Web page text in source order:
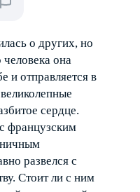
о других, но
она
и отправляется в
сердце.
французским
развелся с
Стоит ли с ним